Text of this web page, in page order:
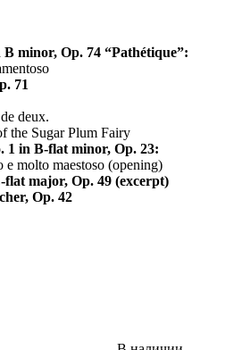
minor, Op. 74 “Pathétique”:
71
deux.
the Sugar Plum Fairy
1 in B-flat minor, Op. 23:
molto maestoso (opening)
flat major, Op. 49 (excerpt)
Op. 42